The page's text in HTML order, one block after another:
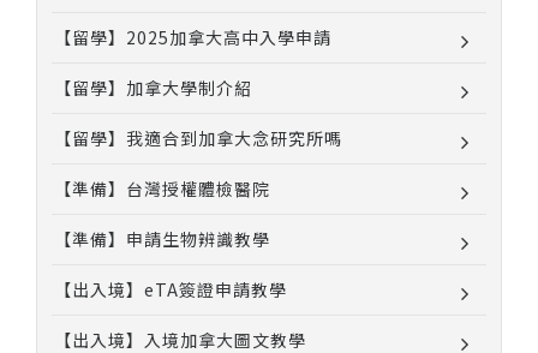
【留學】2025加拿大高中入學申請
【留學】加拿大學制介紹
【留學】我適合到加拿大念研究所嗎
【準備】台灣授權體檢醫院
【準備】申請生物辨識教學
【出入境】eTA簽證申請教學
【出入境】入境加拿大圖文教學